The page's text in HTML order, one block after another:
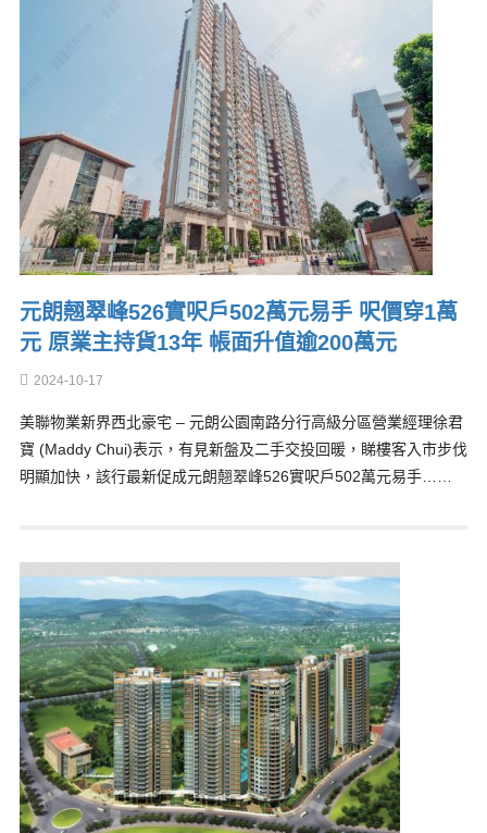
元朗翹翠峰526實呎戶502萬元易手 呎價穿1萬
元 原業主持貨13年 帳面升值逾200萬元
2024-10-17
美聯物業新界西北豪宅 – 元朗公園南路分行高級分區營業經理徐君
寶 (Maddy Chui)表示，有見新盤及二手交投回暖，睇樓客入市步伐
明顯加快，該行最新促成元朗翹翠峰526實呎戶502萬元易手……